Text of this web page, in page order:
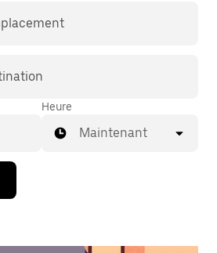
Heure
Maintenant